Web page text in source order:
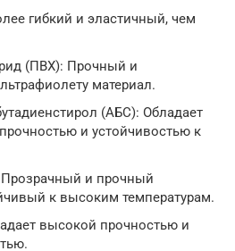
гибкий и эластичный, чем
(ПВХ): Прочный и
материал.
(АБС): Обладает
и устойчивостью к
и прочный
к высоким температурам.
высокой прочностью и